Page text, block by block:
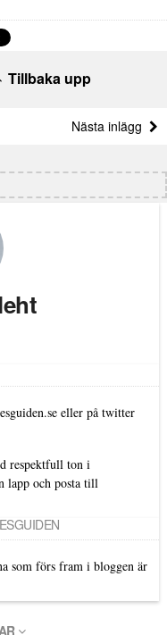
Tillbaka upp
Nästa inlägg
eller på twitter
respektfull ton i
lapp och posta till
som förs fram i bloggen är